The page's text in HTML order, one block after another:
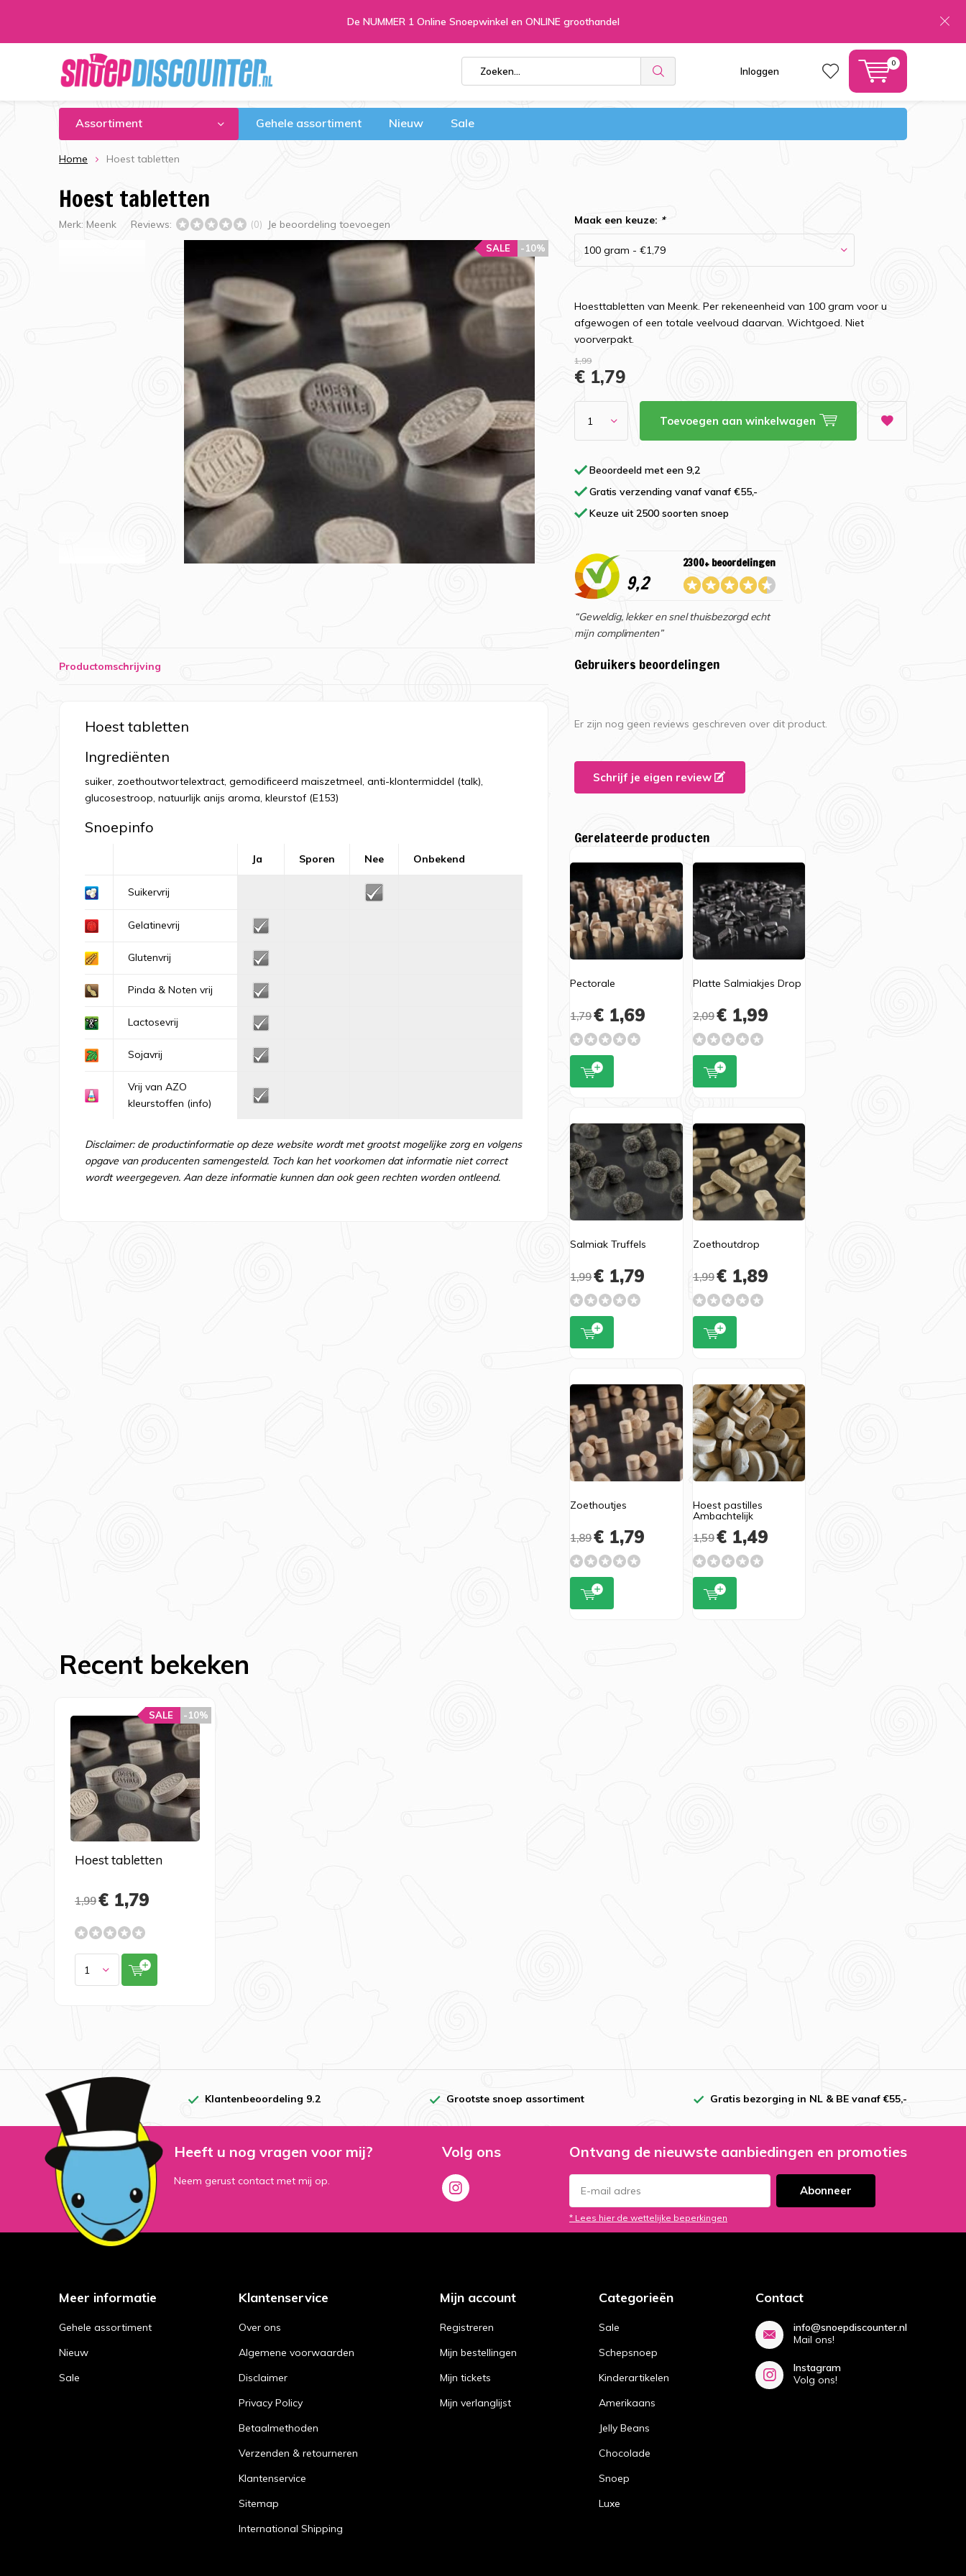
Inloggen
0
De NUMMER 1 Online Snoepwinkel en ONLINE groothandel
Assortiment Gehele assortiment Nieuw Sale
Home Hoest tabletten
Hoest tabletten
Merk: Meenk Reviews: (0) Je beoordeling toevoegen
-10%
SALE
Maak een keuze: *
Hoesttabletten van Meenk. Per rekeneenheid van 100 gram voor u
afgewogen of een totale veelvoud daarvan. Wichtgoed. Niet
voorverpakt.
1,99
€ 1,79
Toevoegen aan winkelwagen
Beoordeeld met een 9,2
Gratis verzending vanaf vanaf €55,-
Keuze uit 2500 soorten snoep
9,2
2300+ beoordelingen
“Geweldig, lekker en snel thuisbezorgd echt
mijn complimenten”
Productomschrijving
Hoest tabletten
Ingrediënten
suiker, zoethoutwortelextract, gemodificeerd maiszetmeel, anti-klontermiddel (talk),
glucosestroop, natuurlijk anijs aroma, kleurstof (E153)
Snoepinfo
Ja Sporen Nee Onbekend
Suikervrij
Gelatinevrij
Glutenvrij
Pinda & Noten vrij
Lactosevrij
Sojavrij
Vrij van AZO
kleurstoffen (info)
Disclaimer: de productinformatie op deze website wordt met grootst mogelijke zorg en volgens
opgave van producenten samengesteld. Toch kan het voorkomen dat informatie niet correct
wordt weergegeven. Aan deze informatie kunnen dan ook geen rechten worden ontleend.
Gebruikers beoordelingen
Er zijn nog geen reviews geschreven over dit product.
Schrijf je eigen review
Gerelateerde producten
Pectorale
1,79€ 1,69
Platte Salmiakjes Drop
2,09€ 1,99
Salmiak Truffels
1,99€ 1,79
Zoethoutdrop
1,99€ 1,89
Zoethoutjes
1,89€ 1,79
Hoest pastilles
Ambachtelijk
1,59€ 1,49
Recent bekeken
Hoest tabletten
-10%
SALE
1,99€ 1,79
Klantenbeoordeling 9.2 Grootste snoep assortiment Gratis bezorging in NL & BE vanaf €55,-
Heeft u nog vragen voor mij?
Neem gerust contact met mij op.
Volg ons Ontvang de nieuwste aanbiedingen en promoties
Abonneer
* Lees hier de wettelijke beperkingen
Meer informatie
Gehele assortiment
Nieuw
Sale
Klantenservice
Over ons
Algemene voorwaarden
Disclaimer
Privacy Policy
Betaalmethoden
Verzenden & retourneren
Klantenservice
Sitemap
International Shipping
Mijn account
Registreren
Mijn bestellingen
Mijn tickets
Mijn verlanglijst
Categorieën
Sale
Schepsnoep
Kinderartikelen
Amerikaans
Jelly Beans
Chocolade
Snoep
Luxe
Contact
info@snoepdiscounter.nl
Mail ons!
Instagram
Volg ons!